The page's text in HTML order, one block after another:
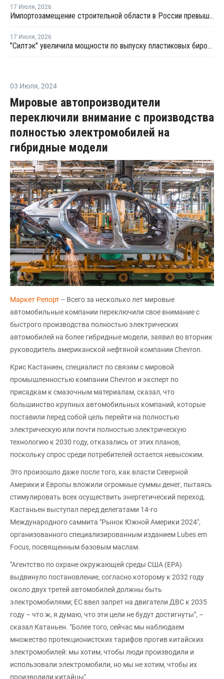
17 Июля, 2026
Импортозамещение строительной области в России превышает 98%
17 Июля, 2026
"Силтэк" увеличила мощности по выпуску пластиковых бирок для животных
03 Июля, 2024
Мировые автопроизводители
переключили внимание с производства
полностью электромобилей на
гибридные модели
Маркет Репорт-- Всего за несколько лет мировые
автомобильные компании переключили свое внимание с
быстрого производства полностью электрических
автомобилей на более гибридные модели, заявил во вторник
руководитель американской нефтяной компании Chevron.
Крис Кастаниен, специалист по связям с мировой
промышленностью компании Chevron и эксперт по
присадкам к смазочным материалам, сказал, что
большинство крупных автомобильных компаний, которые
поставили перед собой цель перейти на полностью
электрическую или почти полностью электрическую
технологию к 2030 году, отказались от этих планов,
поскольку спрос среди потребителей остается невысоким.
Это произошло даже после того, как власти Северной
Америки и Европы вложили огромные суммы денег, пытаясь
стимулировать всех осуществить энергетический переход.
Кастаньен выступал перед делегатами 14-го
Международного саммита "Рынок Южной Америки 2024",
организованного специализированным изданием Lubes em
Focus, посвященным базовым маслам.
"Агентство по охране окружающей среды США (EPA)
выдвинуло постановление, согласно которому к 2032 году
около двух третей автомобилей должны быть
электромобилями; ЕС ввел запрет на двигатели ДВС к 2035
году – что ж, я думаю, что эти цели не будут достигнуты", –
сказал Катаньен. "Более того, сейчас мы наблюдаем
множество протекционистских тарифов против китайских
электромобилей: мы хотим, чтобы люди производили и
использовали электромобили, но мы не хотим, чтобы их
производили китайцы".